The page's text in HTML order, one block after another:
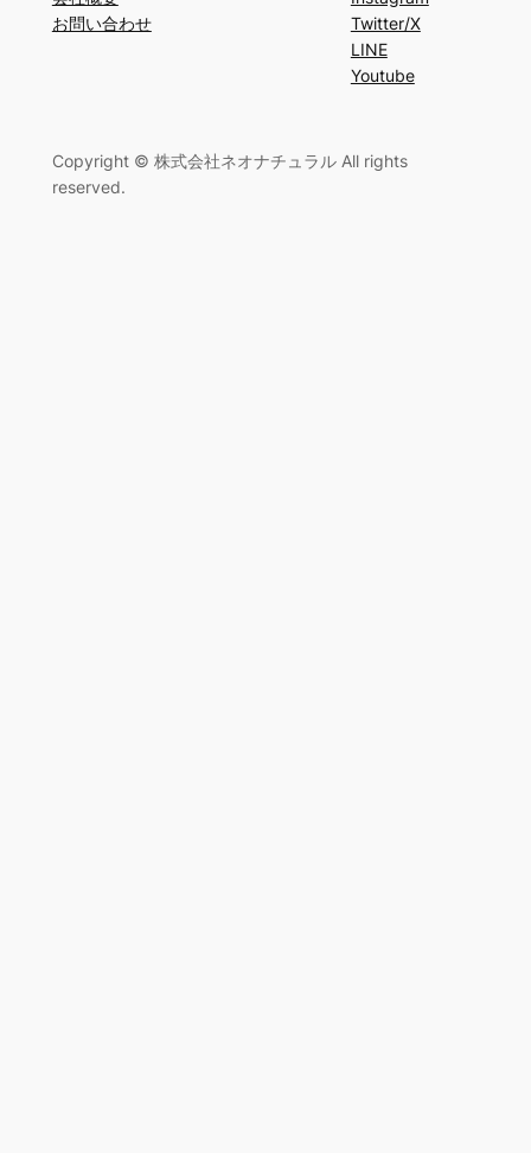
お問い合わせ
Twitter/X
LINE
Youtube
Copyright © 株式会社ネオナチュラル All rights
reserved.